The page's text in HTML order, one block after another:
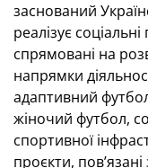
заснований
реалізує
спрямовані на
напрямки
адаптивний
жіночий футбол,
спортивної
проєкти,